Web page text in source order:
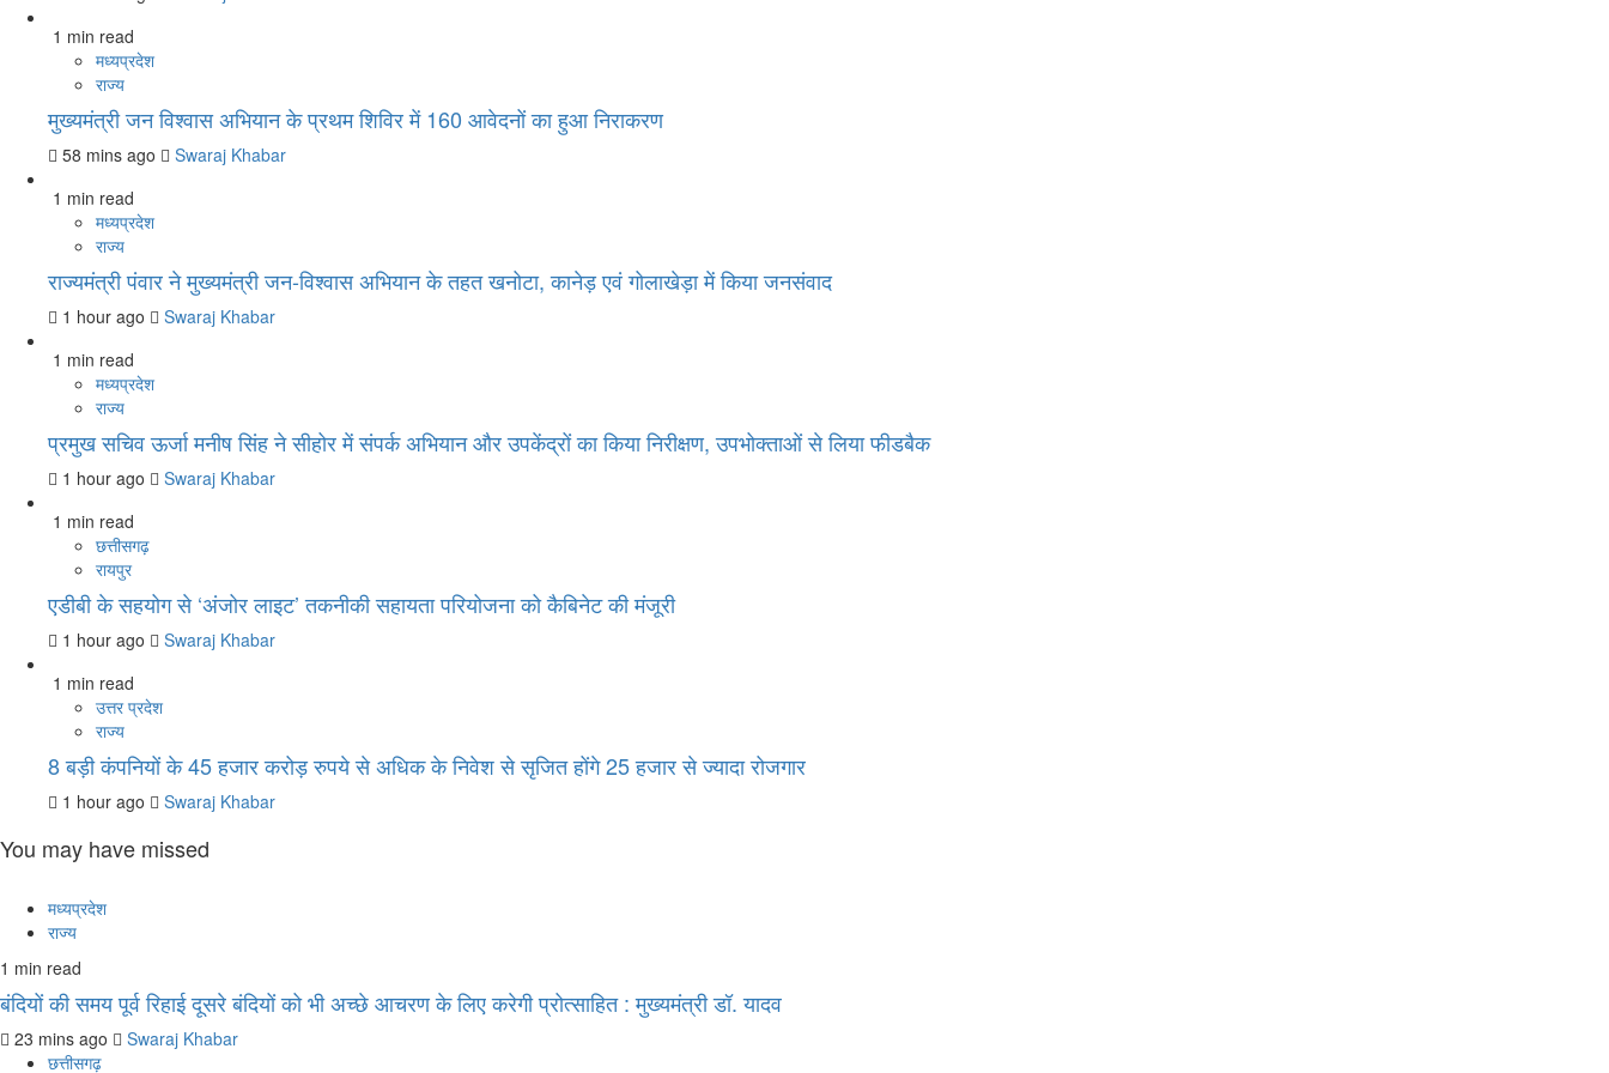
1 min read
मध्यप्रदेश
राज्य
मुख्यमंत्री जन विश्वास अभियान के प्रथम शिविर में 160 आवेदनों का हुआ निराकरण
58 mins ago
Swaraj Khabar
1 min read
मध्यप्रदेश
राज्य
राज्यमंत्री पंवार ने मुख्यमंत्री जन-विश्वास अभियान के तहत खनोटा, कानेड़ एवं गोलाखेड़ा में किया जनसंवाद
1 hour ago
Swaraj Khabar
1 min read
मध्यप्रदेश
राज्य
प्रमुख सचिव ऊर्जा मनीष सिंह ने सीहोर में संपर्क अभियान और उपकेंद्रों का किया निरीक्षण, उपभोक्ताओं से लिया फीडबैक
1 hour ago
Swaraj Khabar
1 min read
छत्तीसगढ़
रायपुर
एडीबी के सहयोग से ‘अंजोर लाइट’ तकनीकी सहायता परियोजना को कैबिनेट की मंजूरी
1 hour ago
Swaraj Khabar
1 min read
उत्तर प्रदेश
राज्य
8 बड़ी कंपनियों के 45 हजार करोड़ रुपये से अधिक के निवेश से सृजित होंगे 25 हजार से ज्यादा रोजगार
1 hour ago Swaraj Khabar
You may have missed
मध्यप्रदेश
राज्य
1 min read
बंदियों की समय पूर्व रिहाई दूसरे बंदियों को भी अच्छे आचरण के लिए करेगी प्रोत्साहित : मुख्यमंत्री डॉ. यादव
23 mins ago
Swaraj Khabar
छत्तीसगढ़